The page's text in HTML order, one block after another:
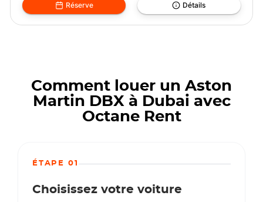
Réserve Détails
Comment louer un Aston
Martin DBX à Dubai avec
Octane Rent
ÉTAPE 01
Choisissez votre voiture